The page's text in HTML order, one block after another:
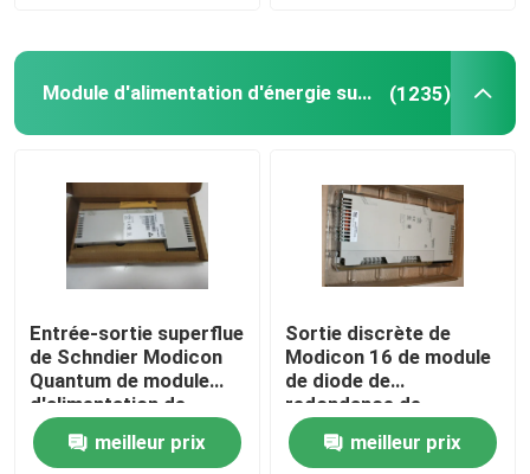
Module d'alimentation d'énergie superflu (1235)
Entrée-sortie superflue
de Schndier Modicon
Quantum de module
d'alimentation de
l'énergie
140DRC83000
meilleur prix
Sortie discrète de
Modicon 16 de module
de diode de
redondance de
140DRA84000
Schneidermeilleur prix